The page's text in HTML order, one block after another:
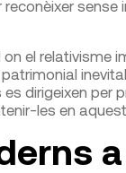
reconèixer
on el
dirigeixen per
les en